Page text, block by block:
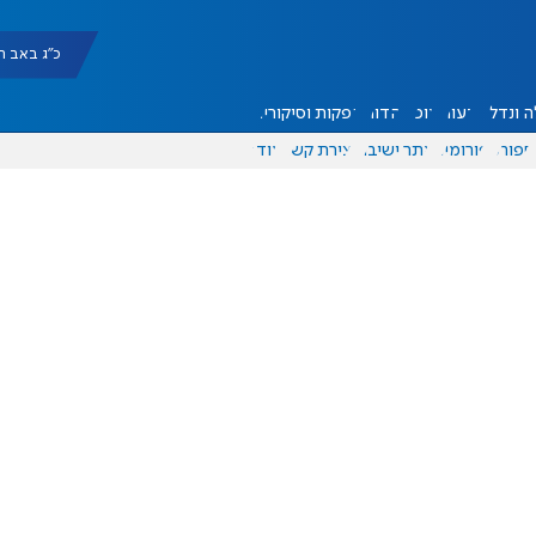
כ"ג באב תשפ"ו
ונדל"ן דעות אוכל יהדות הפקות וסיקורים
ספורט פורומים אתר ישיבה יצירת קשר עוד